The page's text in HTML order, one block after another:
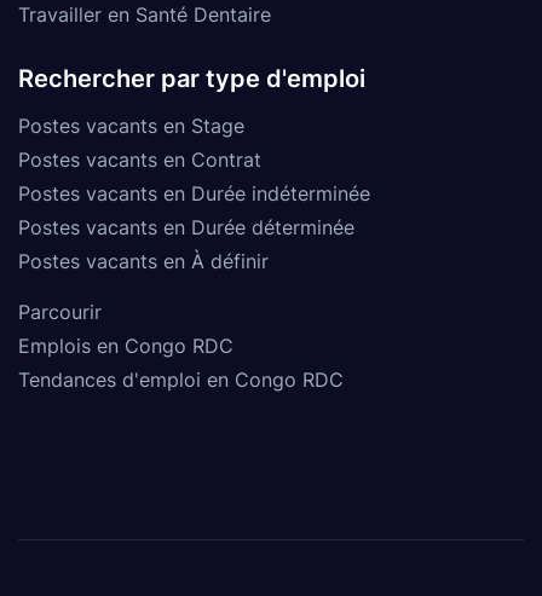
Travailler en Santé Dentaire
Rechercher par type d'emploi
Postes vacants en Stage
Postes vacants en Contrat
Postes vacants en Durée indéterminée
Postes vacants en Durée déterminée
Postes vacants en À définir
Parcourir
Emplois en Congo RDC
Tendances d'emploi en Congo RDC